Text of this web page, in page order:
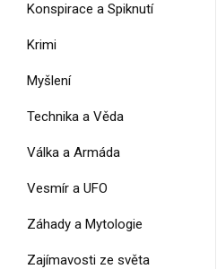
Konspirace a Spiknutí
Krimi
Myšlení
Technika a Věda
Válka a Armáda
Vesmír a UFO
Záhady a Mytologie
Zajímavosti ze světa